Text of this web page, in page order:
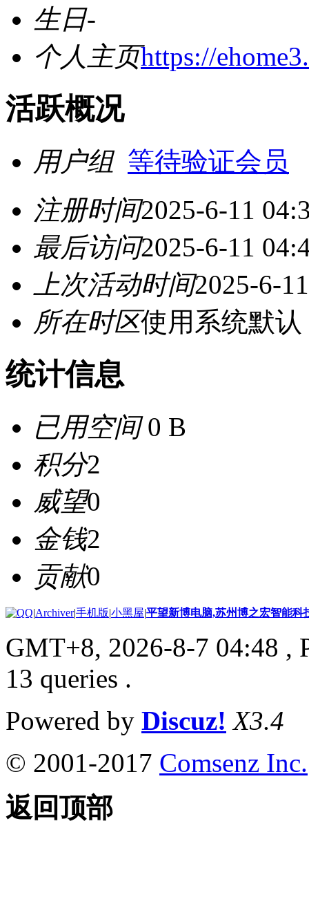
生日-
个人主页https://
活跃概况
用户组 等待验证会员
注册时间2025-6-11
最后访问2025-6-11
上次活动时间2025-6-
所在时区使用系统默认
统计信息
已用空间0 B
积分2
威望0
金钱2
贡献0
|Archiver|手机版|小黑屋|平望新博电脑,苏州博之宏智能科
GMT+8, 2026-8-7 04:48 ,
13 queries .
Powered by Discuz! X3.4
© 2001-2017 Comsenz Inc.
返回顶部